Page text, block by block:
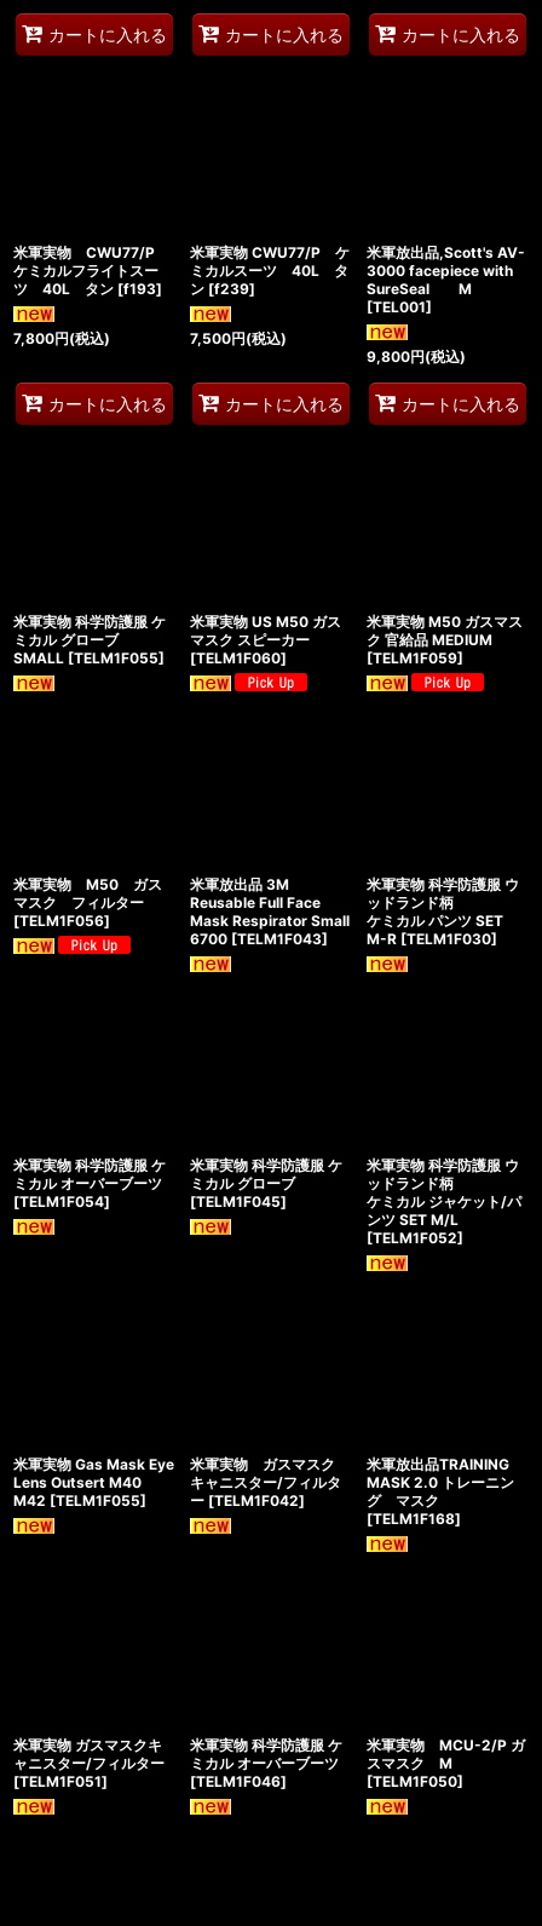
カートに入れる カートに入れる カートに入れる
米軍実物 CWU77/P
ケミカルフライトスー
ツ 40L タン [f193]
7,800円(税込)
カートに入れる
米軍実物 CWU77/P ケ
ミカルスーツ 40L タ
ン [f239]
7,500円(税込)
カートに入れる
米軍放出品,Scott's AV-
3000 facepiece with
SureSeal M
[TEL001]
9,800円(税込)
カートに入れる
米軍実物 科学防護服 ケ
ミカル グローブ
SMALL [TELM1F055]
米軍実物 US M50 ガス
マスク スピーカー
[TELM1F060]
米軍実物 M50 ガスマス
ク 官給品 MEDIUM
[TELM1F059]
米軍実物 M50 ガス
マスク フィルター
[TELM1F056]
米軍放出品 3M
Reusable Full Face
Mask Respirator Small
6700 [TELM1F043]
米軍実物 科学防護服 ウ
ッドランド柄
ケミカル パンツ SET
M-R [TELM1F030]
米軍実物 科学防護服 ケ
ミカル オーバーブーツ
[TELM1F054]
米軍実物 科学防護服 ケ
ミカル グローブ
[TELM1F045]
米軍実物 科学防護服 ウ
ッドランド柄
ケミカル ジャケット/パ
ンツ SET M/L
[TELM1F052]
米軍実物 Gas Mask Eye
Lens Outsert M40
M42 [TELM1F055]
米軍実物 ガスマスク
キャニスター/フィルタ
ー [TELM1F042]
米軍放出品TRAINING
MASK 2.0 トレーニン
グ マスク
[TELM1F168]
米軍実物 ガスマスクキ
ャニスター/フィルター
[TELM1F051]
米軍実物 科学防護服 ケ
ミカル オーバーブーツ
[TELM1F046]
米軍実物 MCU-2/P ガ
スマスク M
[TELM1F050]